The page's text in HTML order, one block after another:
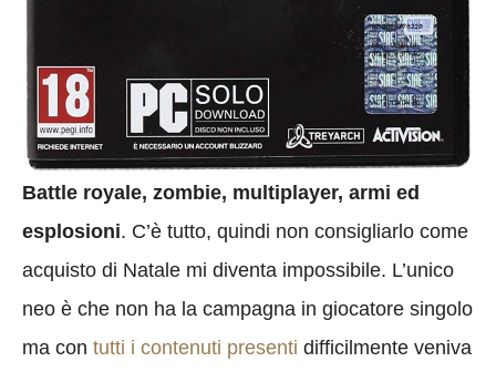
Battle royale, zombie, multiplayer, armi ed
esplosioni. C’è tutto, quindi non consigliarlo come
acquisto di Natale mi diventa impossibile. L’unico
neo è che non ha la campagna in giocatore singolo
ma con tutti i contenuti presenti difficilmente veniva